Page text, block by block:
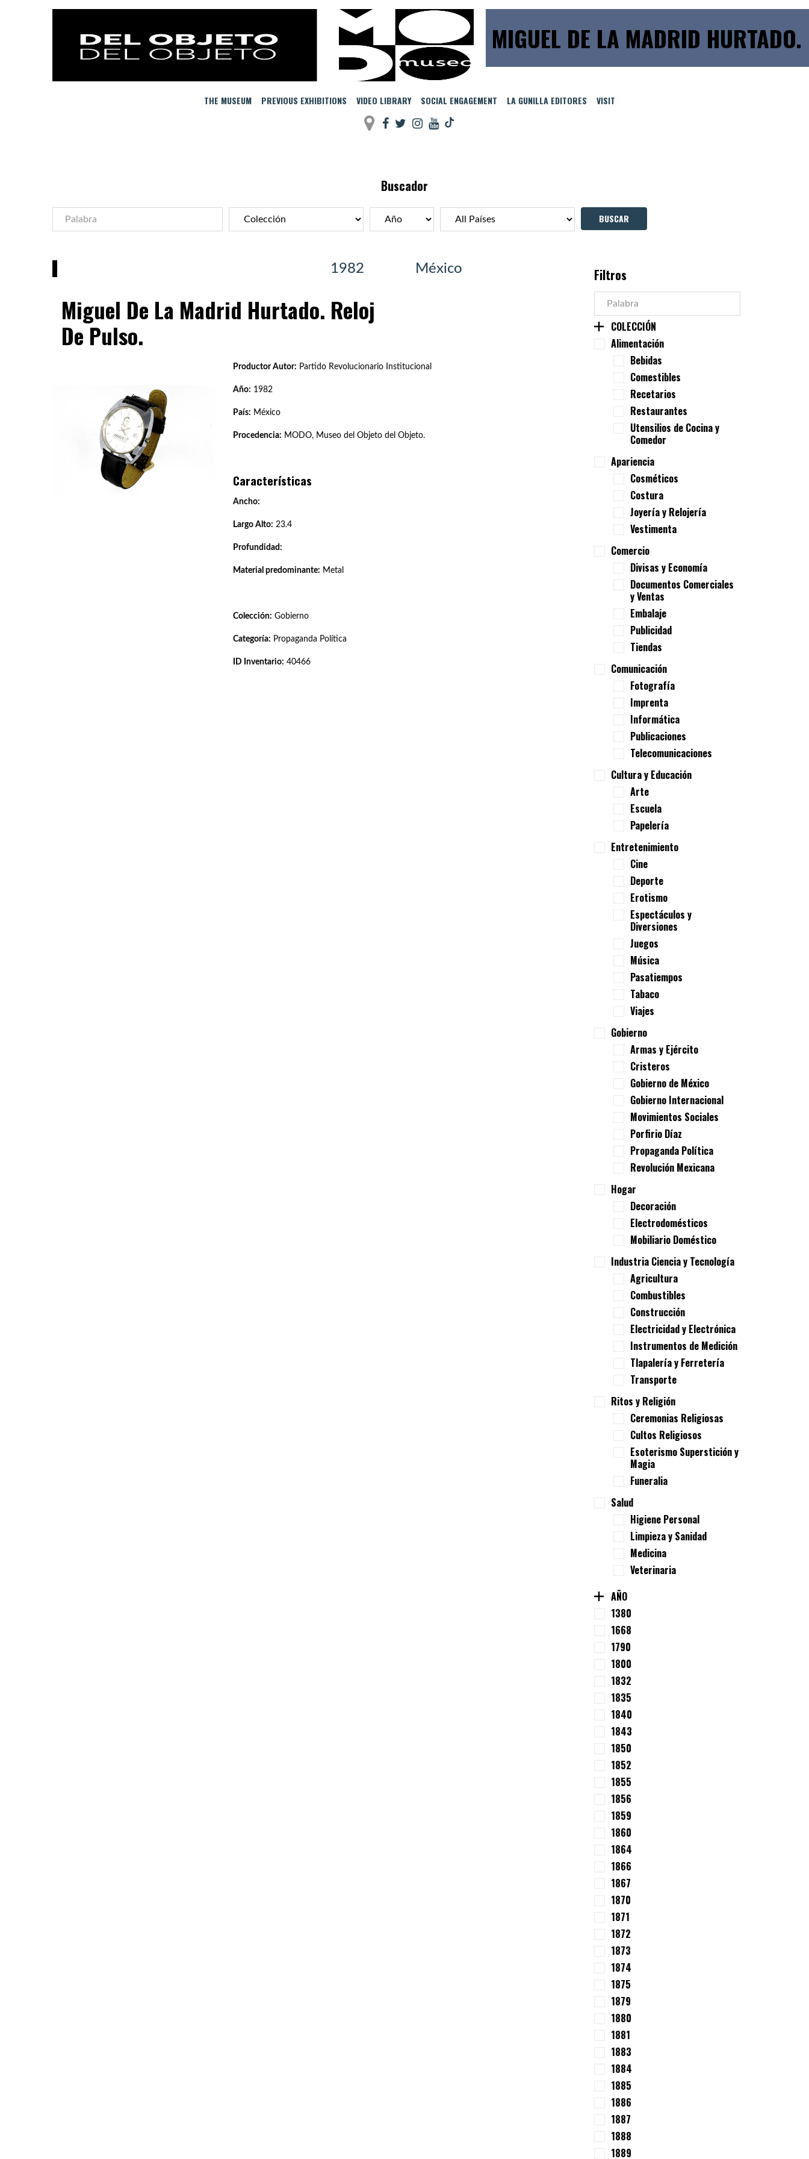
MIGUEL DE LA MADRID
THE MUSEUM PREVIOUS EXHIBITIONS VIDEO LIBRARY SOCIAL ENGAGEMENT LA GUNILLA EDITORES VISIT
Buscador
1982 México
Miguel De La Madrid Hurtado. Reloj
De Pulso.
Productor Autor: Partido Revolucionario Institucional
Año: 1982
País: México
Procedencia: MODO, Museo del Objeto del Objeto.
Características
Ancho:
Largo Alto: 23.4
Profundidad:
Material predominante: Metal
Colección: Gobierno
Categoría: Propaganda Política
ID Inventario: 40466
Filtros
COLECCIÓN
Alimentación
Bebidas
Comestibles
Recetarios
Restaurantes
Utensilios de Cocina y
Comedor
Apariencia
Cosméticos
Costura
Joyería y Relojería
Vestimenta
Comercio
Divisas y Economía
Documentos Comerciales
y Ventas
Embalaje
Publicidad
Tiendas
Comunicación
Fotografía
Imprenta
Informática
Publicaciones
Telecomunicaciones
Cultura y Educación
Arte
Escuela
Papelería
Entretenimiento
Cine
Deporte
Erotismo
Espectáculos y
Diversiones
Juegos
Música
Pasatiempos
Tabaco
Viajes
Gobierno
Armas y Ejército
Cristeros
Gobierno de México
Gobierno Internacional
Movimientos Sociales
Porfirio Díaz
Propaganda Política
Revolución Mexicana
Hogar
Decoración
Electrodomésticos
Mobiliario Doméstico
Industria Ciencia y Tecnología
Agricultura
Combustibles
Construcción
Electricidad y Electrónica
Instrumentos de Medición
Tlapalería y Ferretería
Transporte
Ritos y Religión
Ceremonias Religiosas
Cultos Religiosos
Esoterismo Superstición y
Magia
Funeralia
Salud
Higiene Personal
Limpieza y Sanidad
Medicina
Veterinaria
AÑO
1380
1668
1790
1800
1832
1835
1840
1843
1850
1852
1855
1856
1859
1860
1864
1866
1867
1870
1871
1872
1873
1874
1875
1879
1880
1881
1883
1884
1885
1886
1887
1888
1889